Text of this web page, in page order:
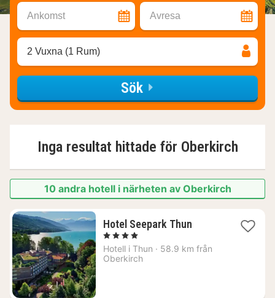
Ankomst Avresa
2 Vuxna (1 Rum)
Sök
Inga resultat hittade för Oberkirch
10 andra hotell i närheten av Oberkirch
Hotel Seepark Thun1
från
, 4 Stjärnor
Hotell i Thun · 58.9 km från
Oberkirch